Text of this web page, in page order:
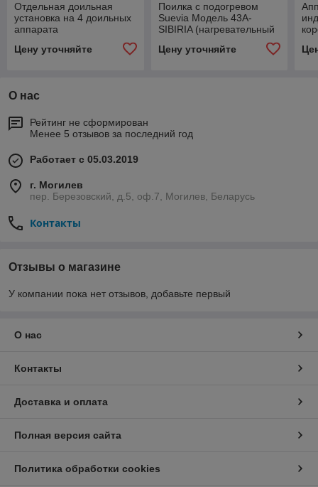
Отдельная доильная
установка на 4 доильных
аппарата
Цену уточняйте
Поилка с подогревом
Suevia Модель 43A-
SIBIRIA (нагревательный
Цену уточняйте
О нас
Рейтинг не сформирован
Менее 5 отзывов за последний год
Работает с 05.03.2019
г. Могилев
пер. Березовский, д.5, оф.7, Могилев, Беларусь
Контакты
Отзывы о магазине
У компании пока нет отзывов, добавьте первый
О нас
Контакты
Доставка и оплата
Полная версия сайта
Политика обработки cookies